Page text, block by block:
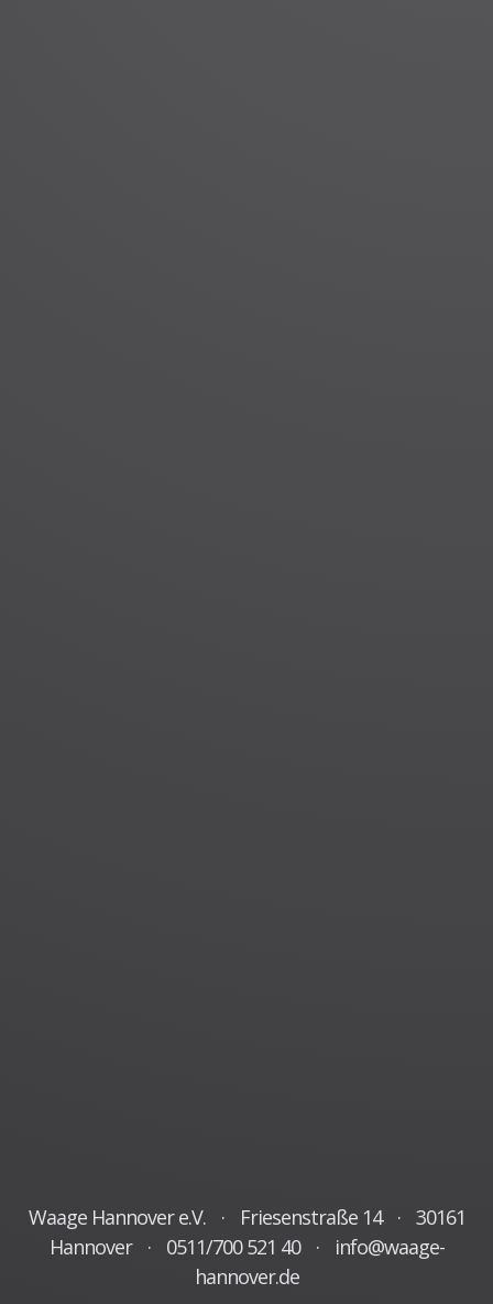
Waage Hannover e.V. · Friesenstraße 14 ·
30161
Hannover · 0511/700 521 40 ·
info@waage-
hannover.de